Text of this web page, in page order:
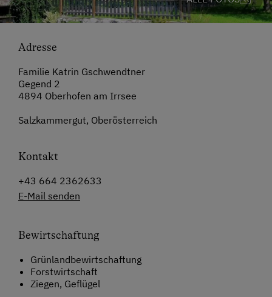
Adresse
Familie Katrin Gschwendtner
Gegend 2
4894 Oberhofen am Irrsee
Salzkammergut, Oberösterreich
Kontakt
+43 664 2362633
E-Mail senden
Bewirtschaftung
Grünlandbewirtschaftung
Forstwirtschaft
Ziegen, Geflügel